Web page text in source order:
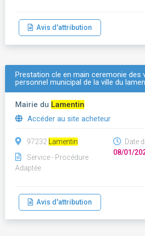
Avis d'attribution
Prestation cle en main ceremonie des
personnel municipal de la ville du
Mairie du Lamentin
Accéder au site acheteur
97232
Lamentin
Service - Procédure
Adaptée
Date
08/01/
Avis d'attribution